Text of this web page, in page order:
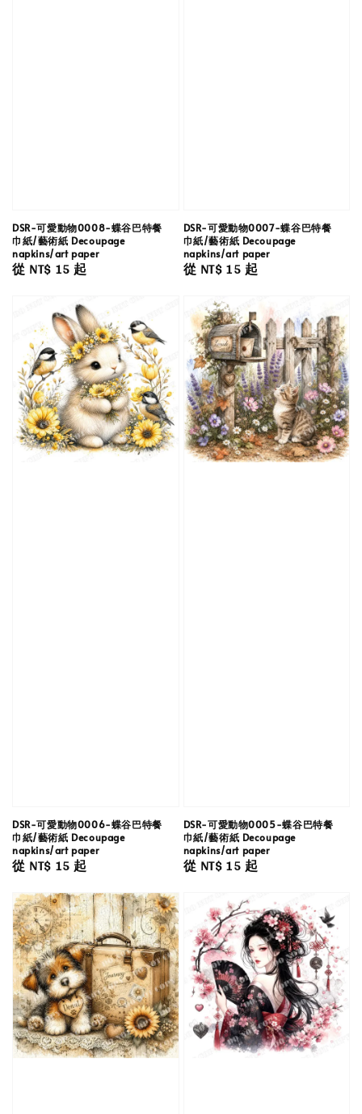
DSR-可愛動物0008-蝶谷巴特餐
巾紙/藝術紙 Decoupage
napkins/art paper
Regular
從 NT$ 15起
DSR-可愛動物0007-蝶谷巴特餐
巾紙/藝術紙 Decoupage
napkins/art paper
Regular
從 NT$ 15起
DSR-可愛動物0006-蝶谷巴特餐
巾紙/藝術紙 Decoupage
napkins/art paper
Regular
從 NT$ 15起
DSR-可愛動物0005-蝶谷巴特餐
巾紙/藝術紙 Decoupage
napkins/art paper
Regular
從 NT$ 15起